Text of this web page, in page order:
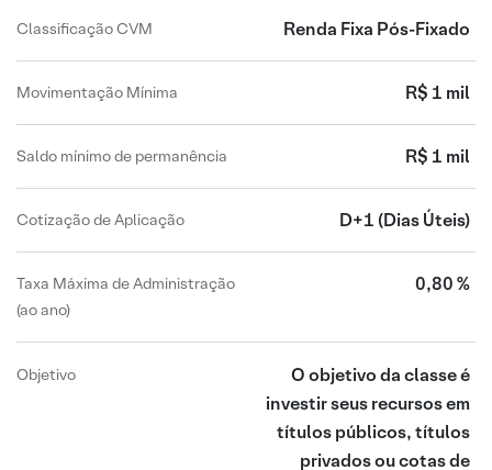
Classificação CVM Renda Fixa Pós-Fixado
Movimentação Mínima R$ 1 mil
Saldo mínimo de permanência R$ 1 mil
Cotização de Aplicação D+1 (Dias Úteis)
Taxa Máxima de Administração
(ao ano)
0,80 %
Objetivo
O objetivo da classe é
investir seus recursos em
títulos públicos, títulos
privados ou cotas de